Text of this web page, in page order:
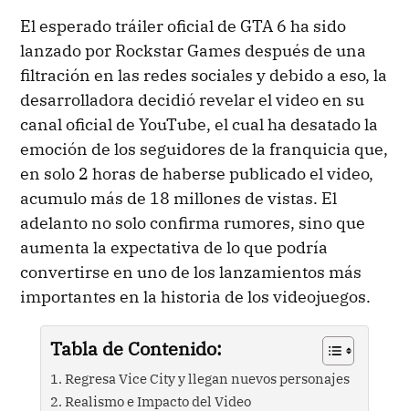
El esperado tráiler oficial de GTA 6 ha sido
lanzado por Rockstar Games después de una
filtración en las redes sociales y debido a eso, la
desarrolladora decidió revelar el video en su
canal oficial de YouTube, el cual ha desatado la
emoción de los seguidores de la franquicia que,
en solo 2 horas de haberse publicado el video,
acumulo más de 18 millones de vistas. El
adelanto no solo confirma rumores, sino que
aumenta la expectativa de lo que podría
convertirse en uno de los lanzamientos más
importantes en la historia de los videojuegos.
Tabla de Contenido:
Regresa Vice City y llegan nuevos personajes
Realismo e Impacto del Video